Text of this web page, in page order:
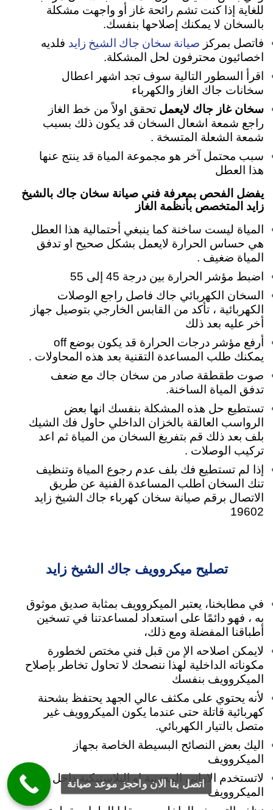
للغاية إذا كنت تشم رائحة غاز أو واجهت مشكلة
بالسخان لا يمكنك إصلاحها بنفسك.
فاتصل بمركز صيانة سخان جاك الشيخ زايد فلديه
اخصائيون محترفون لحل المشكلة.
اقرأ السطور التالية سوف تجد اشهر اعطال
سخانات جاك الغاز والكهرباء
سخان غاز جاك لايعمل تحقق اولاً من خط الغاز
راجع شمعة اشعال السخان قد يكون ذلك بسبب
شمعة الشعلة المتسخة .
سبب محتمل آخر هو مجموعة المياة قد ينتج عنها
هذا العطل
يفضل الفحص بمعرفة فني صيانة سخان جاك بالشيخ
زايد المتخصص بأنظمة الغاز
المياة ليست ساخنة كما ينبغي أحتمالية هذا العطل
هي حساس الحرارة لايعمل بشكل صحيح او تدفق
المياة ضغيف .
اضبط مؤشر الحرارة بين درجة 45 إلى 55
السخان الكهربائي جاك فاصل راجع الوصلات
الكهربائية ، تأكد من القابس الخارجي بتوصيل جهاز
أخر عليه بعد ذلك
أرفع مؤشر درجات الحرارة قد يكون بوضع off
يمكنك طلب المساعدة التقنية بعد هذه المحاولات .
صوت طقطقة صادر من سخان جاك مع ضعف
تدفق المياة الساخنة.
تستطيع حل هذه المشكلة بنفسك انها بعض
الرواسب العالقة بالخزان الداخلي حاول فك الشيك
بلف بعد ذلك قم بتفريغ السخان من المياة ثم اعد
تركيب الوصلات .
إذا لم تستطيع فك بلف عدم رجوع المياة وتنظيف
تنك السخان اطلب المساعدة الفنية عن طريق
الاتصال برقم صيانة سخان كهرباء جاك الشيخ زايد
19602
تصليح ميكروويف جاك الشيخ زايد
في مطابخنا، يعتبر الميكروويف بمثابة صديق موثوق
به ، فهو دائمًا على استعداد لمساعدتنا في تسخين
أطباقنا المفضلة ومع ذلك،
لايمكن اصلاحه الإ من قبل فني مختص لخطورة
مكوناته الداخلية لهذا ننصحك لا تحاول تخاطر بإصلاح
الميكروويف بنفسك
لأنه يحتوي على مكثف عالي الجهد يحتفظ بشحنة
كهربائية قاتلة حتى عندما يكون الميكروويف غير
متصل بالتيار الكهربائي.
اليك بعض النصائح البسيطة الخاصة بجهاز
الميكروويف
لاتستخدم الاواني المعدنية او البلاستيكية داخل
الميكروويف
اتصل بنا الان واحجز موعد صيانة